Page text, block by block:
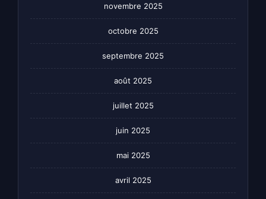
novembre 2025
octobre 2025
septembre 2025
août 2025
juillet 2025
juin 2025
mai 2025
avril 2025